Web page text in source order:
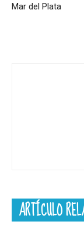
Mar del Plata
ARTÍCULO